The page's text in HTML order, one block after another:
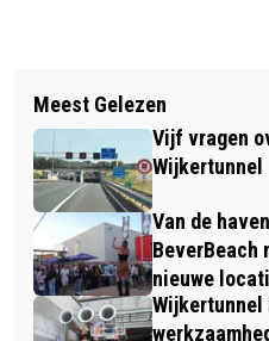
KINDEREN
BURGEMEESTER
KAPSALON WIM
JARIG JUBILEUM
Meest Gelezen
Vijf vragen
Wijkertunnel
Van de
BeverBeach
nieuwe
Wijkertunnel